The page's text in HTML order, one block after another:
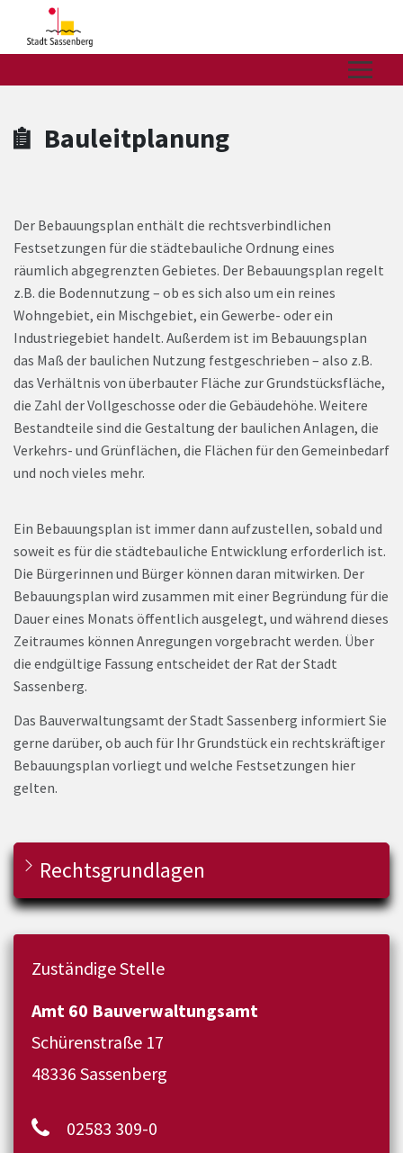
Zum Header
Zum Hauptinhalt
Zum Footer
Zum Hauptinhalt springen
Bauleitplanung
Der Bebauungsplan enthält die rechtsverbindlichen
Festsetzungen für die städtebauliche Ordnung eines
räumlich abgegrenzten Gebietes. Der Bebauungsplan regelt
z.B. die Bodennutzung – ob es sich also um ein reines
Wohngebiet, ein Mischgebiet, ein Gewerbe- oder ein
Industriegebiet handelt. Außerdem ist im Bebauungsplan
das Maß der baulichen Nutzung festgeschrieben – also z.B.
das Verhältnis von überbauter Fläche zur Grundstücksfläche,
die Zahl der Vollgeschosse oder die Gebäudehöhe. Weitere
Bestandteile sind die Gestaltung der baulichen Anlagen, die
Verkehrs- und Grünflächen, die Flächen für den Gemeinbedarf
und noch vieles mehr.
Ein Bebauungsplan ist immer dann aufzustellen, sobald und
soweit es für die städtebauliche Entwicklung erforderlich ist.
Die Bürgerinnen und Bürger können daran mitwirken. Der
Bebauungsplan wird zusammen mit einer Begründung für die
Dauer eines Monats öffentlich ausgelegt, und während dieses
Zeitraumes können Anregungen vorgebracht werden. Über
die endgültige Fassung entscheidet der Rat der Stadt
Sassenberg.
Das Bauverwaltungsamt der Stadt Sassenberg informiert Sie
gerne darüber, ob auch für Ihr Grundstück ein rechtskräftiger
Bebauungsplan vorliegt und welche Festsetzungen hier
gelten.
Rechtsgrundlagen
Zuständige Stelle
Amt 60 Bauverwaltungsamt
Schürenstraße 17
48336 Sassenberg
02583 309-0